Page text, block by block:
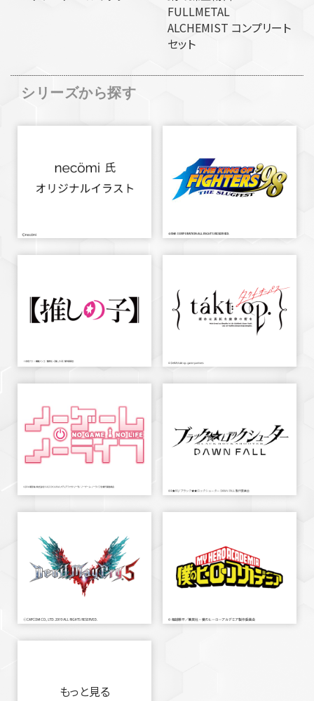
FULLMETAL
ALCHEMIST コンプリート
セット
シリーズから探す
もっと見る